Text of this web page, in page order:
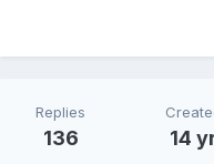
Replies
136 14